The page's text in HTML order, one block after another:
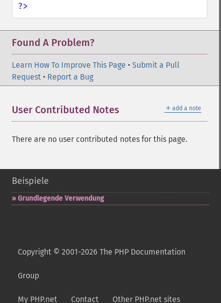
?>
Found A Problem?
Learn How To Improve This Page • Submit a Pull
Request • Report a Bug
＋ add a note
User Contributed Notes
There are no user contributed notes for this page.
Beispiele
Grundlegende Verwendung
Copyright © 2001-2026 The PHP Documentation
Group
My PHP.net Contact Other PHP.net sites